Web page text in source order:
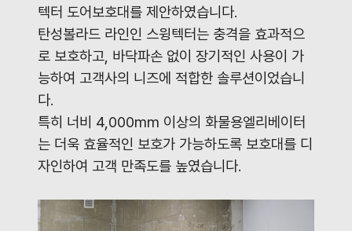
텍터 도어보호대를 제안하였습니다.
탄성볼라드 라인인 스윙텍터는 충격을 효과적으
로 보호하고, 바닥파손 없이 장기적인 사용이 가
능하여 고객사의 니즈에 적합한 솔루션이었습니
다.
특히 너비 4,000mm 이상의 화물용엘리베이터
는 더욱 효율적인 보호가 가능하도록 보호대를 디
자인하여 고객 만족도를 높였습니다.